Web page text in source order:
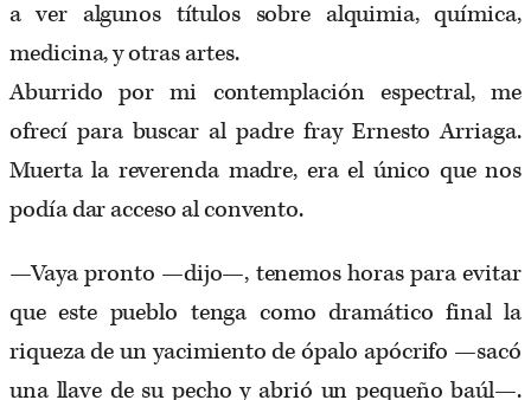
a ver algunos títulos sobre alquimia, química,
medicina, y otras artes.
Aburrido por mi contemplación espectral, me
ofrecí para buscar al padre fray Ernesto Arriaga.
Muerta la reverenda madre, era el único que nos
podía dar acceso al convento.
—Vaya pronto —dijo—, tenemos horas para evitar
que este pueblo tenga como dramático final la
riqueza de un yacimiento de ópalo apócrifo —sacó
una llave de su pecho y abrió un pequeño baúl—.